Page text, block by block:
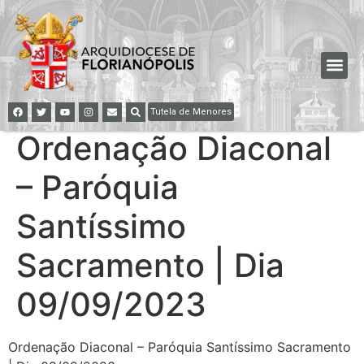
Tutela de Menores
Ordenação Diaconal
– Paróquia
Santíssimo
Sacramento | Dia
09/09/2023
Ordenação Diaconal – Paróquia Santíssimo Sacramento